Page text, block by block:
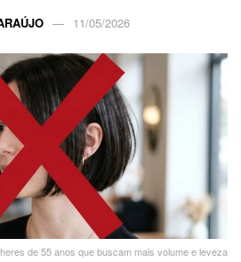
11/05/2026
de 55 anos que buscam mais volume e leveza